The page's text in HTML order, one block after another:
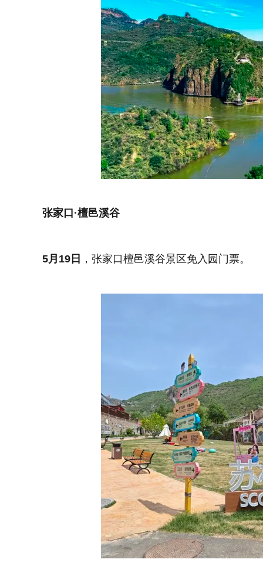
张家口·檀邑溪谷
5月19日 ，张家口檀邑溪谷景区免入园门票。